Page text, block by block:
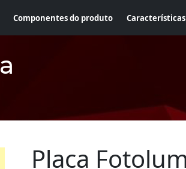
Componentes do produto
Placa